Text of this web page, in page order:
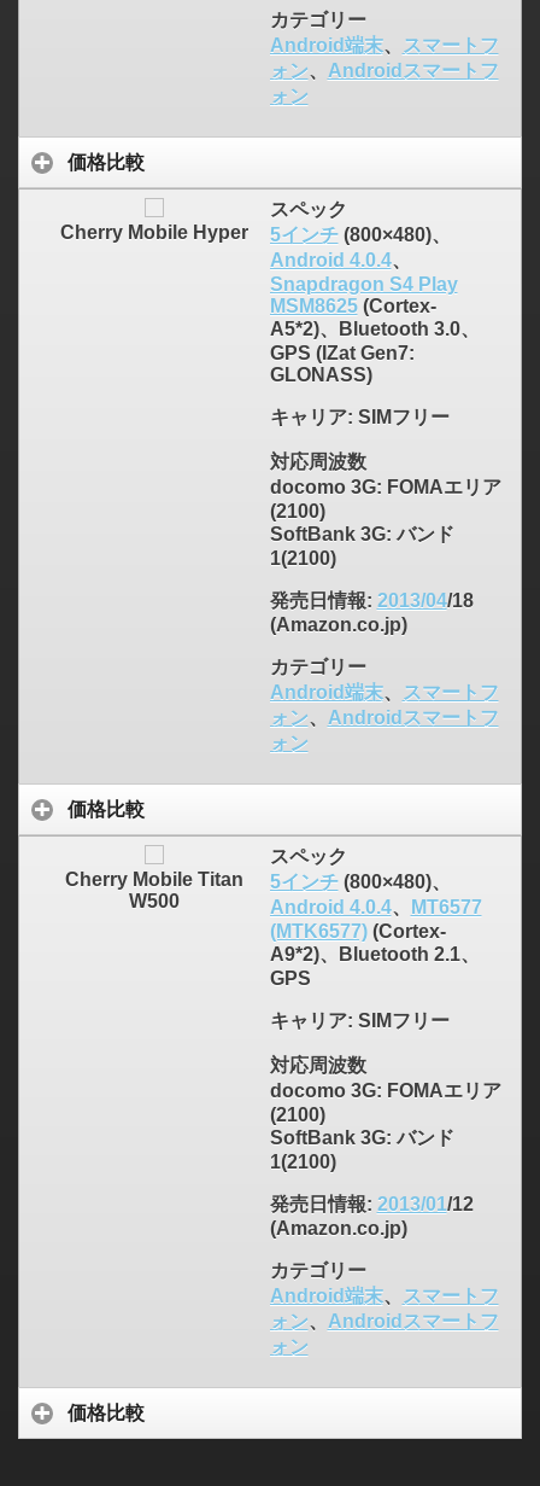
カテゴリー
Android端末、
スマートフ
ォン、 Androidスマートフ
ォン
価格比較
Cherry Mobile Hyper
スペック
5インチ(800×480)、
Android 4.0.4、
Snapdragon S4 Play
MSM8625(Cortex-
A5*2)、Bluetooth 3.0、
GPS (IZat Gen7:
GLONASS)
キャリア: SIMフリー
対応周波数
docomo 3G: FOMAエリア
(2100)
SoftBank 3G: バンド
1(2100)
発売日情報: 2013/04/18
(Amazon.co.jp)
カテゴリー
Android端末、
スマートフ
ォン、 Androidスマートフ
ォン
価格比較
Cherry Mobile Titan
W500
スペック
5インチ(800×480)、
Android 4.0.4、
MT6577
(MTK6577)(Cortex-
A9*2)、Bluetooth 2.1、
GPS
キャリア: SIMフリー
対応周波数
docomo 3G: FOMAエリア
(2100)
SoftBank 3G: バンド
1(2100)
発売日情報: 2013/01/12
(Amazon.co.jp)
カテゴリー
Android端末、
スマートフ
ォン、 Androidスマートフ
ォン
価格比較